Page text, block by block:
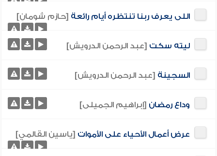
اللى يعرف ربنا تنتظره أيام رائعة [حازم شومان]
ليته سكت [عبد الرحمن الدرويش]
السجينة [عبد الرحمن الدرويش]
وداع رمضان [إبراهيم الجميلى]
عرض أعمال الأحياء على الأموات [ياسين القالمي]